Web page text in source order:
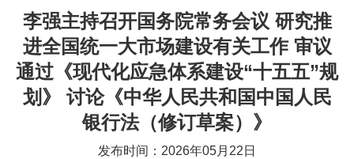
李强主持召开国务院常务会议 研究推
进全国统一大市场建设有关工作 审议
通过《现代化应急体系建设“十五五”规
划》 讨论《中华人民共和国中国人民
银行法（修订草案）》
发布时间：2026年05月22日